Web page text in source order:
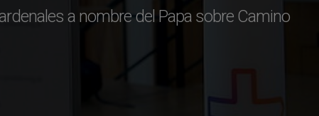
a nombre del Papa sobre Camino